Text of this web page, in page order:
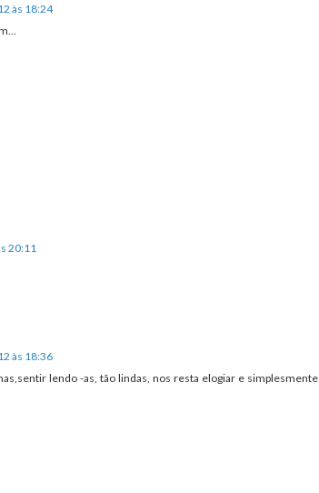
às 18:24
20:11
às 18:36
lendo -as, tão lindas, nos resta elogiar e simplesmente